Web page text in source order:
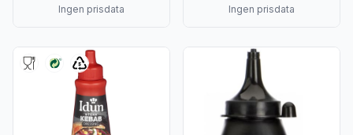
Ingen prisdata Ingen prisdata
Vis flere detaljer for produktet "Idun Kebab Dressing Sterk
Vis flere detaljer for